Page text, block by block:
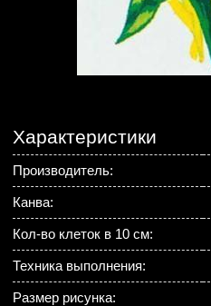
Характеристики
Производитель:
Канва:
Кол-во клеток в 10 см:
Техника выполнения:
Размер рисунка: